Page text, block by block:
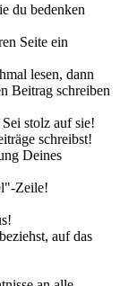
du bedenken
Seite ein
lesen, dann
Beitrag schreiben
stolz auf sie!
schreibst!
Deines
Zeile!
auf das